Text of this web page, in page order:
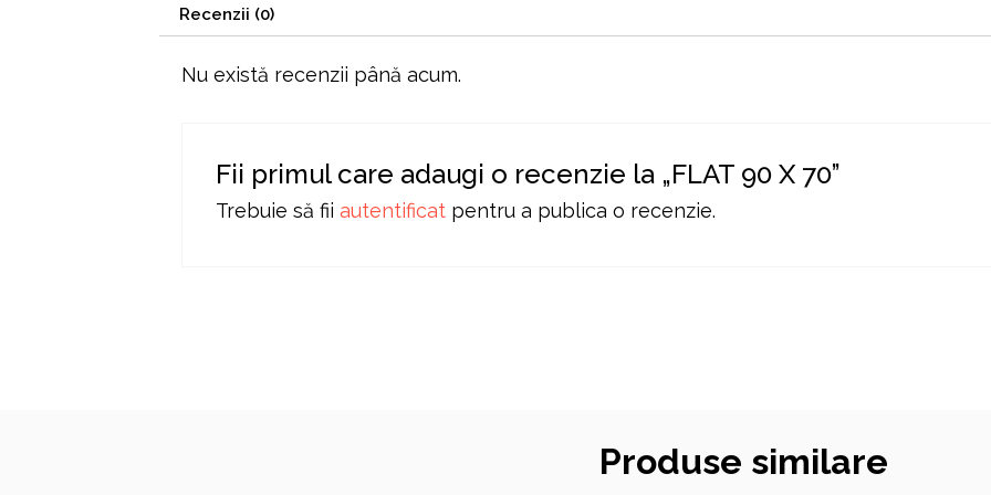
Recenzii (0)
Nu există recenzii până acum.
Fii primul care adaugi o recenzie la „FLAT 90 X 70”
Trebuie să fiiautentificat pentru a publica o recenzie.
Produse similare